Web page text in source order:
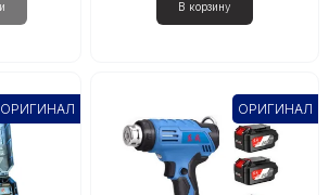
ОРИГИНАЛ ОРИГИНАЛ